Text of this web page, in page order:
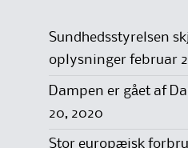
Sundhedsstyrelsen
oplysninger februar
Dampen er gået af
20, 2020
Stor europæisk